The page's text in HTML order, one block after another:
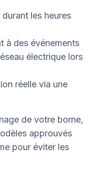
les heures
à des événements
électrique lors
réelle via une
de votre borne,
approuvés
pour éviter les